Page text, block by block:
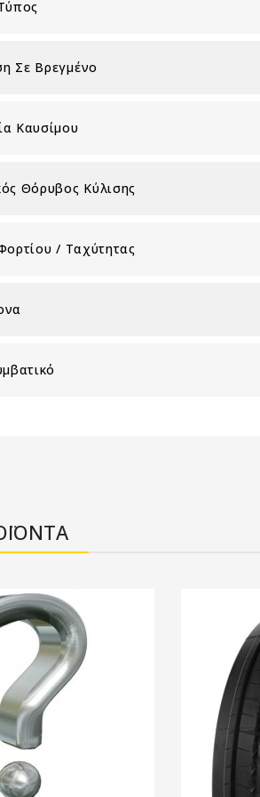
Σε Βρεγμένο
Καυσίμου
Θόρυβος Κύλισης
/ Ταχύτητας